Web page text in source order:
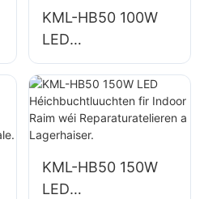
KML-HB50 100W
LED
Héichbuchtluuchte
n fir d'Beliichtung
vun Indoor Raim a
Fabriken,
KML-HB50 150W
LED